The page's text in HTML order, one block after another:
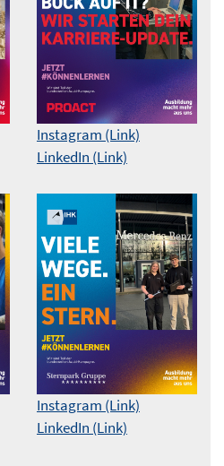
Instagram (Link)
LinkedIn (Link)
Instagram (Link)
LinkedIn (Link)